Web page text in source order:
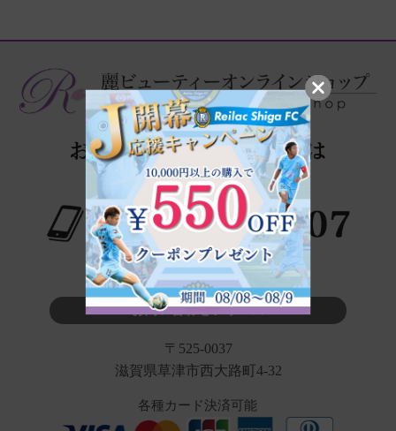
※タップでお電話が繋がります
お問い合わせフォーム
〒525-0037
滋賀県草津市西大路町4-32
各種カード決済可能